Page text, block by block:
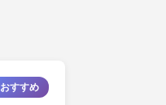
おすすめ